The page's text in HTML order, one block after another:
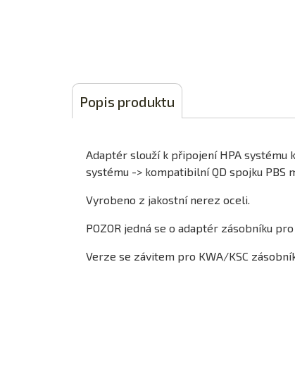
Popis produktu
Adaptér slouží k připojení HPA systému
systému -> kompatibilní QD spojku PBS
Vyrobeno z jakostní nerez oceli.
POZOR jedná se o adaptér zásobníku
Verze se závitem pro KWA/KSC